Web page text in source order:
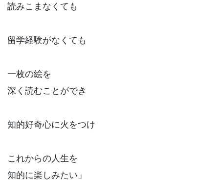
読みこまなくても
留学経験がなくても
一枚の絵を
深く読むことができ
知的好奇心に火をつけ
これからの人生を
知的に楽しみたい」